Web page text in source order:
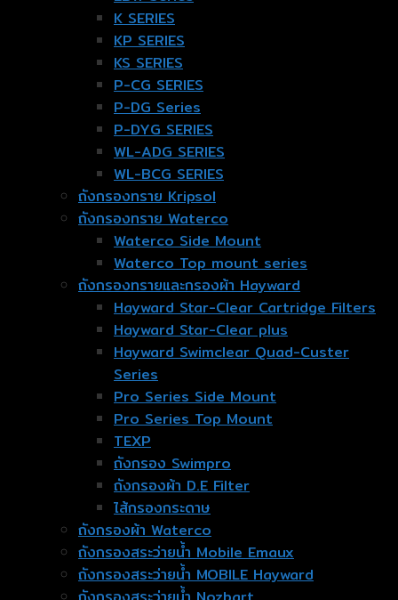
K SERIES
KP SERIES
KS SERIES
P-CG SERIES
P-DG Series
P-DYG SERIES
WL-ADG SERIES
WL-BCG SERIES
ถังกรองทราย Kripsol
ถังกรองทราย Waterco
Waterco Side Mount
Waterco Top mount series
ถังกรองทรายและกรองผ้า Hayward
Hayward Star-Clear Cartridge Filters
Hayward Star-Clear plus
Hayward Swimclear Quad-Custer
Series
Pro Series Side Mount
Pro Series Top Mount
TEXP
ถังกรอง Swimpro
ถังกรองผ้า D.E Filter
ไส้กรองกระดาษ
ถังกรองผ้า Waterco
ถังกรองสระว่ายน้ำ Mobile Emaux
ถังกรองสระว่ายน้ำ MOBILE Hayward